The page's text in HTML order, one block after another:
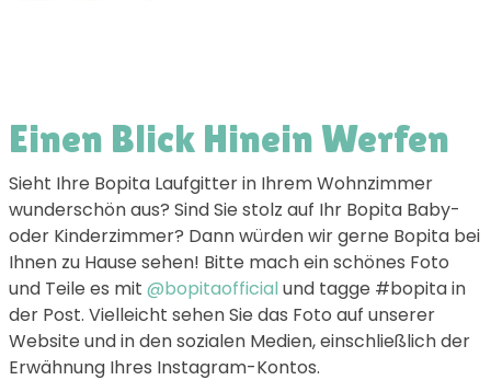
Einen Blick Hinein Werfen
Sieht Ihre Bopita Laufgitter in Ihrem Wohnzimmer
wunderschön aus? Sind Sie stolz auf Ihr Bopita Baby-
oder Kinderzimmer? Dann würden wir gerne Bopita bei
Ihnen zu Hause sehen! Bitte mach ein schönes Foto
und Teile es mit @bopitaofficial und tagge #bopita in
der Post. Vielleicht sehen Sie das Foto auf unserer
Website und in den sozialen Medien, einschließlich der
Erwähnung Ihres Instagram-Kontos.